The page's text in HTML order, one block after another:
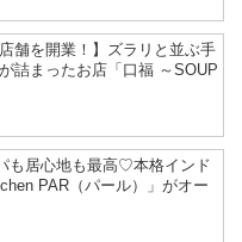
舗を開業！】ズラリと並ぶ手
詰まったお店「口福 ～SOUP
も居心地も最高♡本格インド
PAR（パール）」がオー